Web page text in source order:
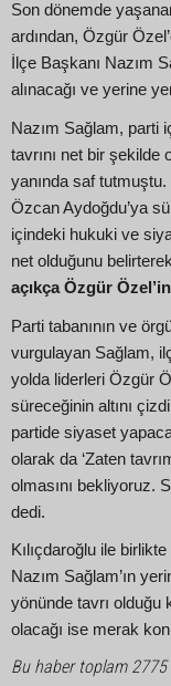
Son dönemde
ardından, Özgür
İlçe Başkanı Nazım
alınacağı ve yerine
Nazım Sağlam, parti
tavrını net bir şekilde
yanında saf
Özcan Aydoğdu’ya
içindeki hukuki ve
net olduğunu
açıkça Özgür
Parti tabanının ve
vurgulayan Sağlam,
yolda liderleri Özgür
süreceğinin altını
partide siyaset
olarak da ‘Zaten
olmasını bekliyoruz.
dedi.
Kılıçdaroğlu ile
Nazım Sağlam’ın
yönünde tavrı olduğu
olacağı ise merak
Bu haber toplam